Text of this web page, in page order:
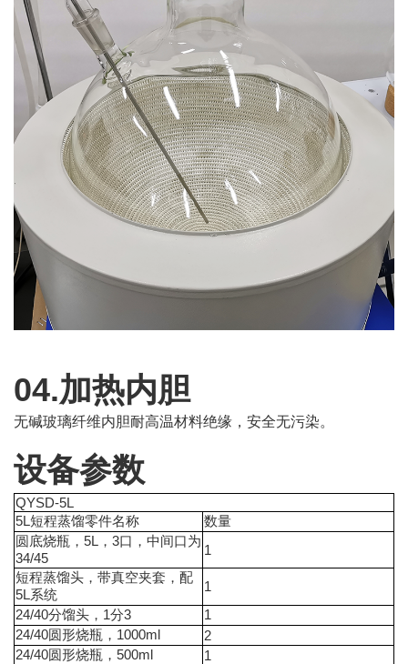
04.加热内胆
无碱玻璃纤维内胆耐高温材料绝缘，安全无污染。
设备参数
QYSD-5L
5L短程蒸馏零件名称
数量
圆底烧瓶， 5L ， 3口，中间口为
34/45
1
短程蒸馏头，带真空夹套，配
5L系统
1
24/40分馏头， 1分3
1
24/40 圆形烧瓶， 1000ml
2
24/40 圆形烧瓶， 500ml 1